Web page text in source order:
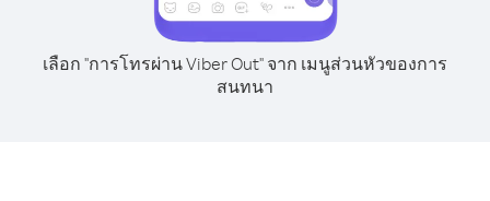
เลือก "การโทรผ่าน Viber Out" จาก เมนูส่วนหัวของการ
สนทนา